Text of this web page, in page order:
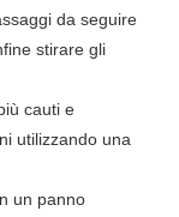
da seguire
stirare gli
cauti e
utilizzando una
un panno